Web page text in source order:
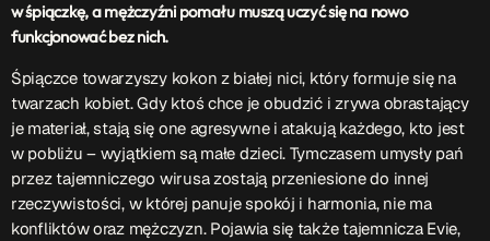
Przydatne linki
Strona UJK
Klub WSPAK
Wirtualna Uczelnia
Biuro Karier
Punkt Interwencji Kryzysowej
w śpiączkę, a mężczyźni pomału muszą uczyć się na nowo
funkcjonować bez nich.
Śpiączce towarzyszy kokon z białej nici, który formuje się na
twarzach kobiet. Gdy ktoś chce je obudzić i zrywa obrastający
je materiał, stają się one agresywne i atakują każdego, kto jest
w pobliżu – wyjątkiem są małe dzieci. Tymczasem umysły pań
przez tajemniczego wirusa zostają przeniesione do innej
rzeczywistości, w której panuje spokój i harmonia, nie ma
konfliktów oraz mężczyzn. Pojawia się także tajemnicza Evie,